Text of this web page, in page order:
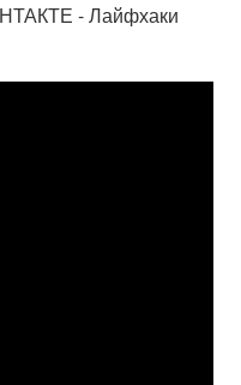
- Лайфхаки